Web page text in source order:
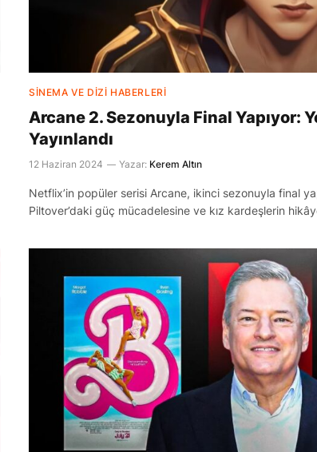
SINEMA VE DIZI HABERLERI
Arcane 2. Sezonuyla Final Yapıyor:
Yayınlandı
12 Haziran 2024 Yazar: Kerem Altın
Netflix’in popüler serisi Arcane, ikinci sezonuyla final
Piltover’daki güç mücadelesine ve kız kardeşlerin